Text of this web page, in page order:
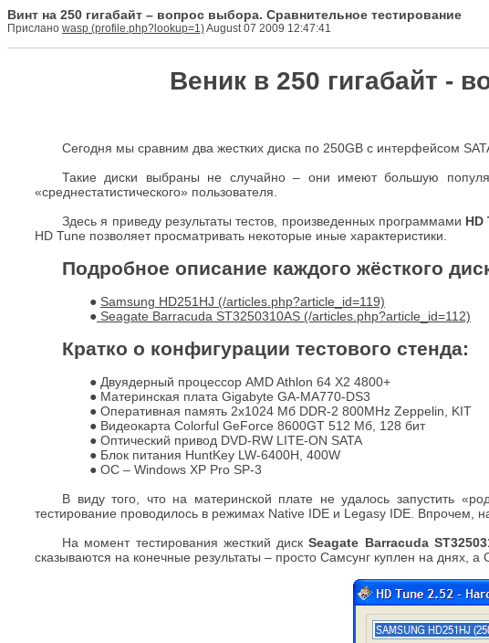
Винт на 250 гигабайт – вопрос выбора. Сравнительное тестирование
Прислано wasp August 07 2009 12:47:41
Веник в 250 гигабайт -
Сегодня мы сравним два жестких диска по 250GB с интерфейсом
Такие диски выбраны не случайно – они имеют большую
«среднестатистического» пользователя.
Здесь я приведу результаты тестов, произведенных программами HD
HD Tune позволяет просматривать некоторые иные характеристики.
Подробное описание каждого жёсткого
● Samsung HD251HJ
● Seagate Barracuda ST3250310AS
Кратко о конфигурации тестового стенда:
● Двуядерный процессор AMD Athlon 64 X2 4800+
● Материнская плата Gigabyte GA-MA770-DS3
● Оперативная память 2x1024 Мб DDR-2 800MHz Zeppelin, KIT
● Видеокарта Colorful GeForce 8600GT 512 Мб, 128 бит
● Оптический привод DVD-RW LITE-ON SATA
● Блок питания HuntKey LW-6400H, 400W
● ОС – Windows XP Pro SP-3
В виду того, что на материнской плате не удалось запустить
тестирование проводилось в режимах Native IDE и Legasy IDE. Впрочем,
На момент тестирования жесткий дискSeagate Barracuda
сказываются на конечные результаты – просто Самсунг куплен на днях, а